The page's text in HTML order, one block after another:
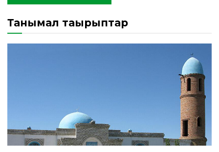
Танымал тақырыптар